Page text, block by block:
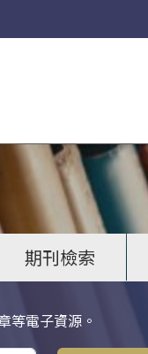
期刊檢索
等電子資源。